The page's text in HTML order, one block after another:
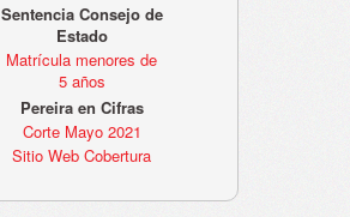
Sentencia Consejo de
Estado
Matrícula menores de
5 años
Pereira en Cifras
Corte Mayo 2021
Sitio Web Cobertura